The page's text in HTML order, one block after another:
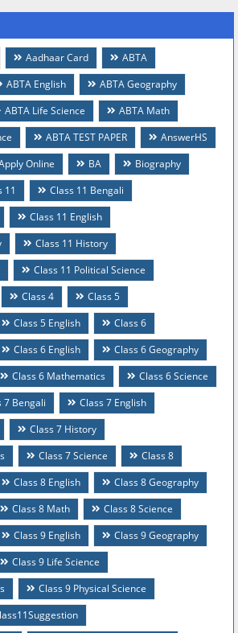
Aadhaar Card
ABTA
ABTA English
ABTA Geography
ABTA Life Science
ABTA Math
ABTA TEST PAPER
AnswerHS
Online BA
Biography
11
Class 11 Bengali
Class 11 English
Class 11 History
Class 11 Political Science
Class 4
Class 5
Class 5 English
Class 6
Class 6 English
Class 6 Geography
Class 6 Mathematics
Class 6 Science
7 Bengali
Class 7 English
Class 7 History
Class 7 Science
Class 8
Class 8 English
Class 8 Geography
Class 8 Math
Class 8 Science
Class 9 English
Class 9 Geography
Class 9 Life Science
Class 9 Physical Science